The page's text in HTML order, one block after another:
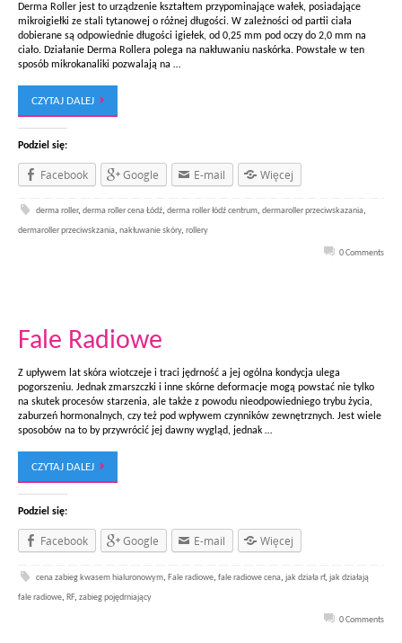
Derma Roller jest to urządzenie kształtem przypominające wałek, posiadające
mikroigiełki ze stali tytanowej o różnej długości. W zależności od partii ciała
dobierane są odpowiednie długości igiełek, od 0,25 mm pod oczy do 2,0 mm na
ciało. Działanie Derma Rollera polega na nakłuwaniu naskórka. Powstałe w ten
sposób mikrokanaliki pozwalają na …
CZYTAJ DALEJ
Podziel się:
Facebook Google E-mail Więcej
derma roller,derma roller cena Łódź,derma roller łódź centrum,dermaroller przeciwskazania,
dermaroller przeciwskzania, nakłuwanie skóry, rollery
0 Comments
Fale Radiowe
Z upływem lat skóra wiotczeje i traci jędrność a jej ogólna kondycja ulega
pogorszeniu. Jednak zmarszczki i inne skórne deformacje mogą powstać nie tylko
na skutek procesów starzenia, ale także z powodu nieodpowiedniego trybu życia,
zaburzeń hormonalnych, czy też pod wpływem czynników zewnętrznych. Jest wiele
sposobów na to by przywrócić jej dawny wygląd, jednak …
CZYTAJ DALEJ
Podziel się:
Facebook Google E-mail Więcej
cena zabieg kwasem hialuronowym, Fale radiowe,fale radiowe cena,jak działa rf,jak działają
fale radiowe, RF, zabieg pojędrniający
0 Comments